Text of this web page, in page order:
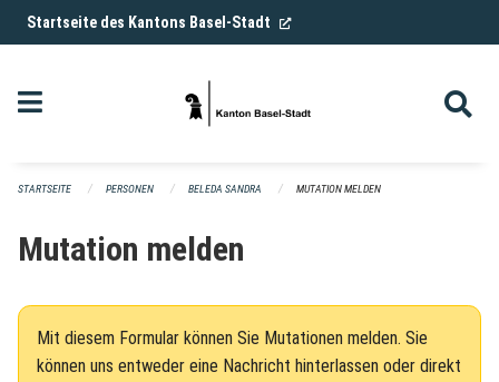
Navigation überspringen
Startseite des Kantons Basel-Stadt (External Link)
STARTSEITE PERSONEN BELEDA SANDRA MUTATION MELDEN
Mutation melden
Mit diesem Formular können Sie Mutationen melden. Sie
können uns entweder eine Nachricht hinterlassen oder direkt